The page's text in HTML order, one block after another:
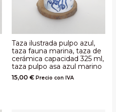
Taza ilustrada pulpo azul,
taza fauna marina, taza de
cerámica capacidad 325 ml,
taza pulpo asa azul marino
15,00 € Precio con IVA